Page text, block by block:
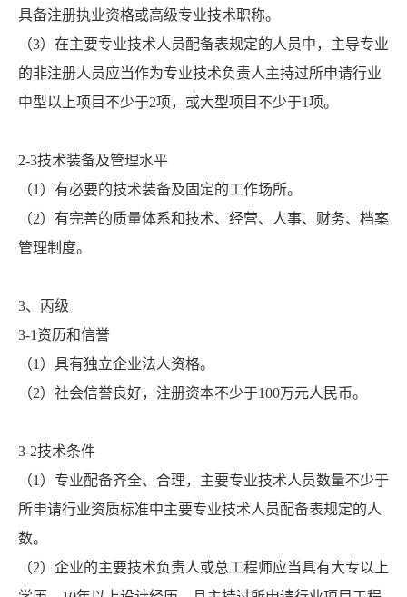
具备注册执业资格或高级专业技术职称。
（3）在主要专业技术人员配备表规定的人员中，主导专业
的非注册人员应当作为专业技术负责人主持过所申请行业
中型以上项目不少于2项，或大型项目不少于1项。
2-3技术装备及管理水平
（1）有必要的技术装备及固定的工作场所。
（2）有完善的质量体系和技术、经营、人事、财务、档案
管理制度。
3、丙级
3-1资历和信誉
（1）具有独立企业法人资格。
（2）社会信誉良好，注册资本不少于100万元人民币。
3-2技术条件
（1）专业配备齐全、合理，主要专业技术人员数量不少于
所申请行业资质标准中主要专业技术人员配备表规定的人
数。
（2）企业的主要技术负责人或总工程师应当具有大专以上